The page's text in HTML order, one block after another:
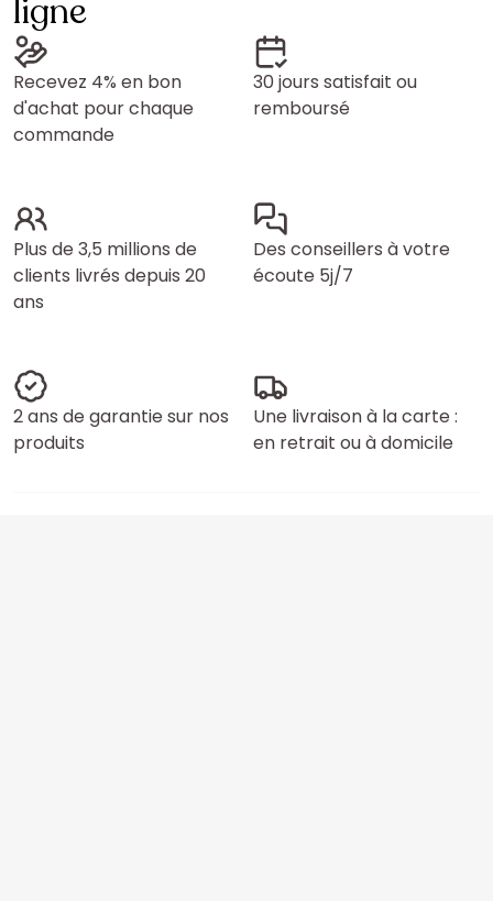
ligne
Recevez 4% en bon
d'achat pour chaque
commande
30 jours satisfait ou
remboursé
Plus de 3,5 millions de
clients livrés depuis 20
ans
Des conseillers à votre
écoute 5j/7
2 ans de garantie sur nos
produits
Une livraison à la carte :
en retrait ou à domicile